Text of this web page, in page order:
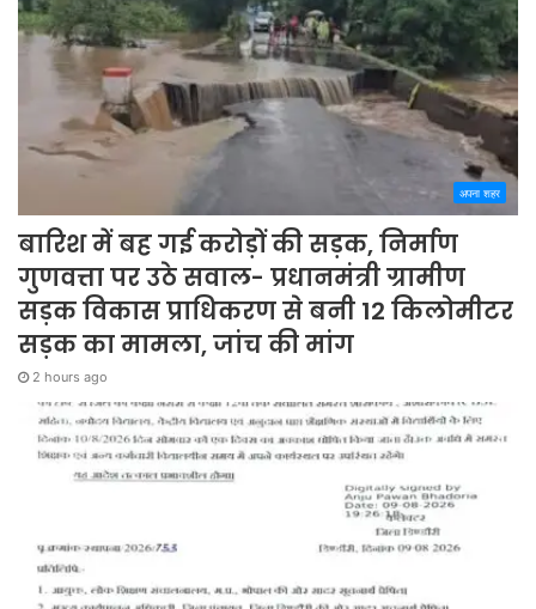
अपना शहर
बारिश में बह गई करोड़ों की सड़क, निर्माण
गुणवत्ता पर उठे सवाल- प्रधानमंत्री ग्रामीण
सड़क विकास प्राधिकरण से बनी 12 किलोमीटर
सड़क का मामला, जांच की मांग
2 hours ago